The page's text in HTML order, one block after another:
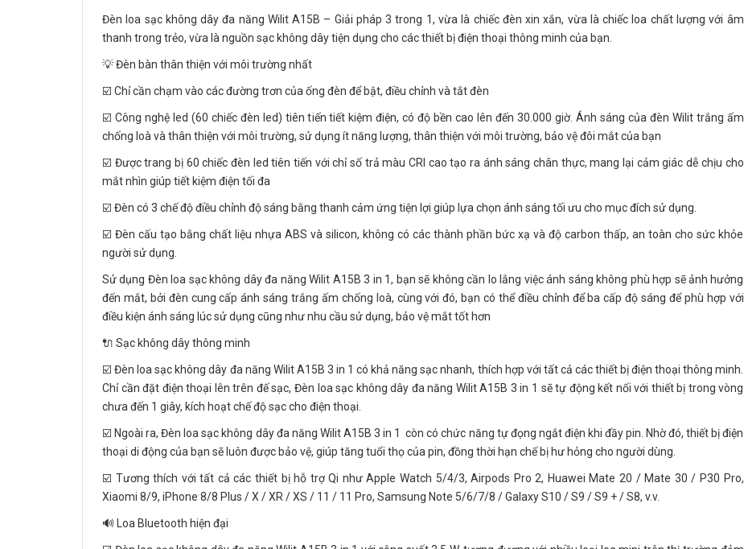
Đèn loa sạc không dây đa năng Wilit A15B – Giải pháp 3 trong 1, vừa là chiếc đèn xin xắn, vừa là chiếc loa chất lượng với âm
thanh trong trẻo, vừa là nguồn sạc không dây tiện dụng cho các thiết bị điện thoại thông minh của bạn.
💡 Đèn bàn thân thiện với môi trường nhất
☑️ Chỉ cần chạm vào các đường trơn của ống đèn để bật, điều chỉnh và tắt đèn
☑️ Công nghệ led (60 chiếc đèn led) tiên tiến tiết kiệm điện, có độ bền cao lên đến 30.000 giờ. Ánh sáng của đèn Wilit trắng ấm
chống loà và thân thiện với môi trường, sử dụng ít năng lượng, thân thiện với môi trường, bảo vệ đôi mắt của bạn
☑️ Được trang bị 60 chiếc đèn led tiên tiến với chỉ số trả màu CRI cao tạo ra ánh sáng chân thực, mang lại cảm giác dễ chịu cho
mắt nhìn giúp tiết kiệm điện tối đa
☑️ Đèn có 3 chế độ điều chỉnh độ sáng bằng thanh cảm ứng tiện lợi giúp lựa chọn ánh sáng tối ưu cho mục đích sử dụng.
☑️ Đèn cấu tạo bằng chất liệu nhựa ABS và silicon, không có các thành phần bức xạ và độ carbon thấp, an toàn cho sức khỏe
người sử dụng.
Sử dụng Đèn loa sạc không dây đa năng Wilit A15B 3 in 1, bạn sẽ không cần lo lắng việc ánh sáng không phù hợp sẽ ảnh hưởng
đến mắt, bởi đèn cung cấp ánh sáng trắng ấm chống loà, cùng với đó, bạn có thể điều chỉnh để ba cấp độ sáng để phù hợp với
điều kiện ánh sáng lúc sử dụng cũng như nhu cầu sử dụng, bảo vệ mắt tốt hơn
🔌 Sạc không dây thông minh
☑️ Đèn loa sạc không dây đa năng Wilit A15B 3 in 1 có khả năng sạc nhanh, thích hợp với tất cả các thiết bị điện thoại thông minh.
Chỉ cần đặt điện thoại lên trên đế sạc, Đèn loa sạc không dây đa năng Wilit A15B 3 in 1 sẽ tự động kết nối với thiết bị trong vòng
chưa đến 1 giây, kích hoạt chế độ sạc cho điện thoại.
☑️ Ngoài ra, Đèn loa sạc không dây đa năng Wilit A15B 3 in 1 còn có chức năng tự đọng ngắt điện khi đầy pin. Nhờ đó, thiết bị điện
thoại di động của bạn sẽ luôn được bảo vệ, giúp tăng tuổi thọ của pin, đồng thời hạn chế bị hư hỏng cho người dùng.
☑️ Tương thích với tất cả các thiết bị hỗ trợ Qi như Apple Watch 5/4/3, Airpods Pro 2, Huawei Mate 20 / Mate 30 / P30 Pro,
Xiaomi 8/9, iPhone 8/8 Plus / X / XR / XS / 11 / 11 Pro, Samsung Note 5/6/7/8 / Galaxy S10 / S9 / S9 + / S8, v.v.
🔊 Loa Bluetooth hiện đại